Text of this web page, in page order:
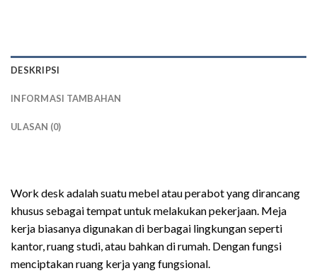
DESKRIPSI
INFORMASI TAMBAHAN
ULASAN (0)
Work desk adalah suatu mebel atau perabot yang dirancang
khusus sebagai tempat untuk melakukan pekerjaan. Meja
kerja biasanya digunakan di berbagai lingkungan seperti
kantor, ruang studi, atau bahkan di rumah. Dengan fungsi
menciptakan ruang kerja yang fungsional.